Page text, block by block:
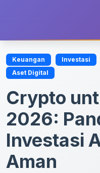
Keuangan Investasi
Aset Digital
Crypto
2026:
Investasi
Aman